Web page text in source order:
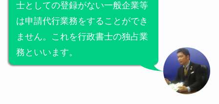
士としての登録がない一般企業等
は申請代行業務をすることができ
ません。これを行政書士の独占業
務といいます。